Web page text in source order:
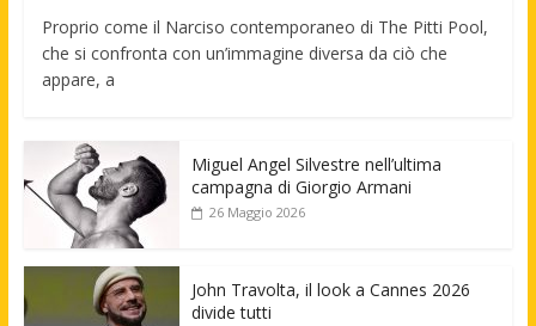
Proprio come il Narciso contemporaneo di The Pitti Pool,
che si confronta con un’immagine diversa da ciò che
appare, a
Miguel Angel Silvestre nell’ultima
campagna di Giorgio Armani
26 Maggio 2026
John Travolta, il look a Cannes 2026
divide tutti